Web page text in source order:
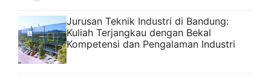
Jurusan Teknik Industri di Bandung:
Kuliah Terjangkau dengan Bekal
Kompetensi dan Pengalaman Industri